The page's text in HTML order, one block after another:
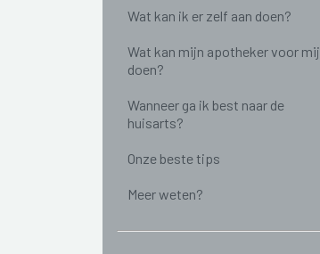
Wat kan ik er zelf aan doen?
Wat kan mijn apotheker voor mij
doen?
Wanneer ga ik best naar de
huisarts?
Onze beste tips
Meer weten?